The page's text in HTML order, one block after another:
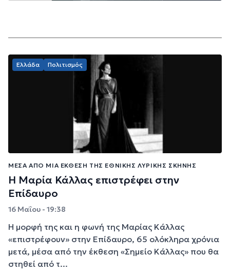
Ελλάδα Πολιτισμός
ΜΈΣΑ ΑΠΌ ΜΙΑ ΈΚΘΕΣΗ ΤΗΣ ΕΘΝΙΚΉΣ ΛΥΡΙΚΉΣ ΣΚΗΝΉΣ
Η Μαρία Κάλλας επιστρέφει στην
Επίδαυρο
16 Μαΐου - 19:38
Η μορφή της και η φωνή της Μαρίας Κάλλας
«επιστρέφουν» στην Επίδαυρο, 65 ολόκληρα χρόνια
μετά, μέσα από την έκθεση «Σημείο Κάλλας» που θα
στηθεί από τ...